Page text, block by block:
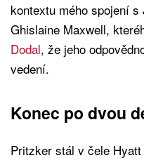
kontextu mého spojení
Ghislaine Maxwell,
Dodal, že jeho
vedení.
Konec po dvou
Pritzker stál v čele